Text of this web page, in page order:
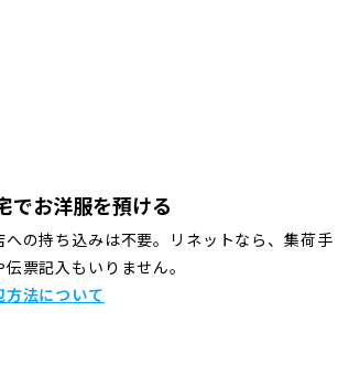
でお洋服を預ける
への持ち込みは不要。リネットなら、集荷手
伝票記入もいりません。
方法について